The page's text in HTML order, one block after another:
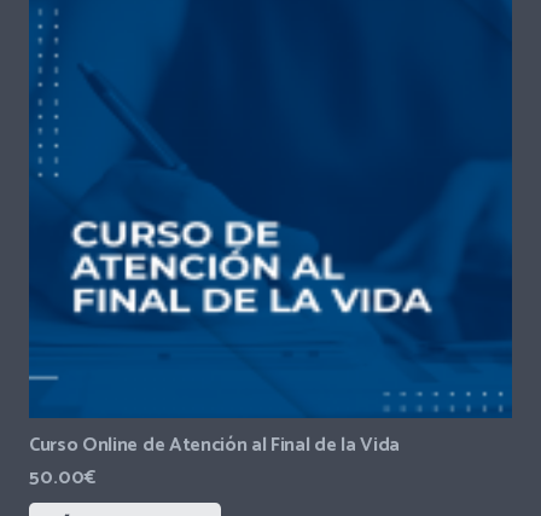
Curso Online de Atención al Final de la Vida
50.00€